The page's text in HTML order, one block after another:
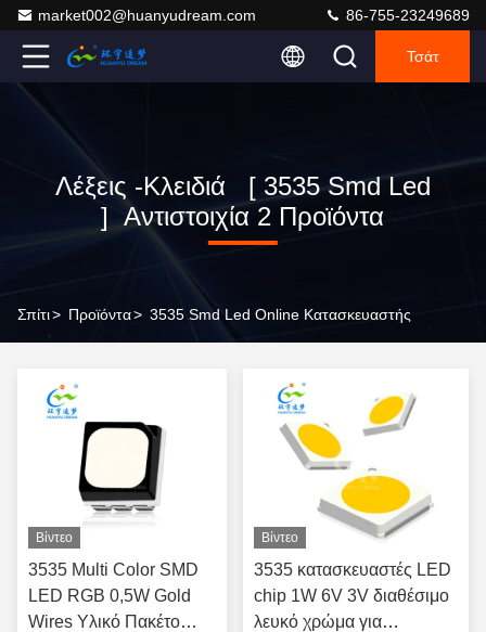
market002@huanyudream.com 86-755-23249689
Τσάτ
Λέξεις -κλειδιά [ 3535 Smd Led
] Αντιστοιχία 2 Προϊόντα
Σπίτι> Προϊόντα> 3535 Smd Led Online Κατασκευαστής
Βίντεο
3535 Multi Color SMD
LED RGB 0,5W Gold
Wires Υλικό Πακέτο
Βίντεο
3535 κατασκευαστές LED
chip 1W 6V 3V διαθέσιμο
λευκό χρώμα για